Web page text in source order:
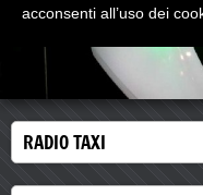
RADIO TAXI
acconsenti all’uso dei